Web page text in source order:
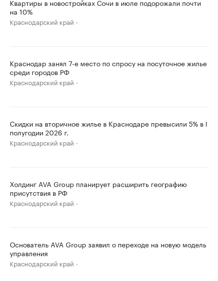
Квартиры в новостройках Сочи в июле подорожали почти
на 10%
Краснодарский край
Краснодар занял 7-е место по спросу на посуточное жилье
среди городов РФ
Краснодарский край
Скидки на вторичное жилье в Краснодаре превысили 5% в I
полугодии 2026 г.
Краснодарский край
Холдинг AVA Group планирует расширить географию
присутствия в РФ
Краснодарский край
Основатель AVA Group заявил о переходе на новую модель
управления
Краснодарский край